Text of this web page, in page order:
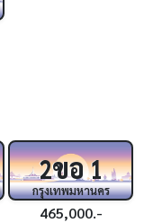
2ขอ1
กรุงเทพมหานคร
465,000.-